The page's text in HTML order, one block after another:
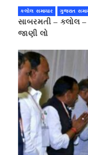
કલોલ સમાચાર ગુજરાત
સાબરમતી – કલોલ
જાણી લો